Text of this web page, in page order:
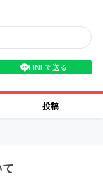
LINEで送る
投稿